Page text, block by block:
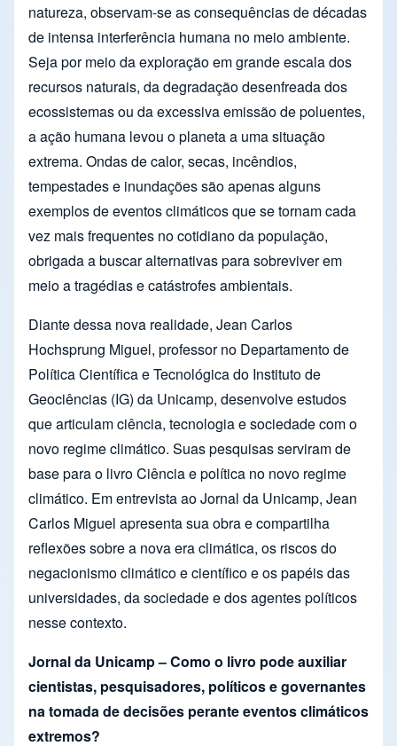
natureza, observam-se as consequências de décadas
de intensa interferência humana no meio ambiente.
Seja por meio da exploração em grande escala dos
recursos naturais, da degradação desenfreada dos
ecossistemas ou da excessiva emissão de poluentes,
a ação humana levou o planeta a uma situação
extrema. Ondas de calor, secas, incêndios,
tempestades e inundações são apenas alguns
exemplos de eventos climáticos que se tornam cada
vez mais frequentes no cotidiano da população,
obrigada a buscar alternativas para sobreviver em
meio a tragédias e catástrofes ambientais.
Diante dessa nova realidade, Jean Carlos
Hochsprung Miguel, professor no Departamento de
Política Científica e Tecnológica do Instituto de
Geociências (IG) da Unicamp, desenvolve estudos
que articulam ciência, tecnologia e sociedade com o
novo regime climático. Suas pesquisas serviram de
base para o livro Ciência e política no novo regime
climático. Em entrevista ao Jornal da Unicamp, Jean
Carlos Miguel apresenta sua obra e compartilha
reflexões sobre a nova era climática, os riscos do
negacionismo climático e científico e os papéis das
universidades, da sociedade e dos agentes políticos
nesse contexto.
Jornal da Unicamp – Como o livro pode auxiliar
cientistas, pesquisadores, políticos e governantes
na tomada de decisões perante eventos climáticos
extremos?